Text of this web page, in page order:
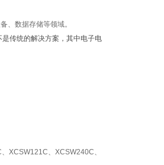
、数据存储等领域。
传统的解决方案，其中电子电
XCSW121C、XCSW240C、